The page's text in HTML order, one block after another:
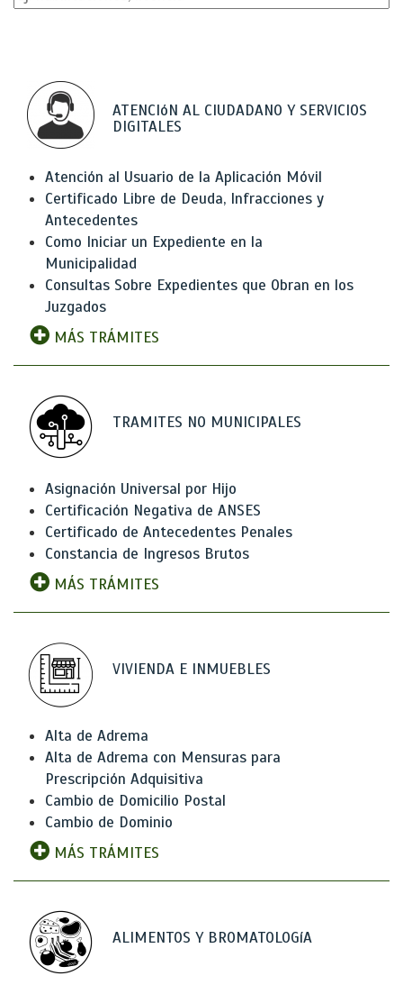
ATENCIóN AL CIUDADANO Y SERVICIOS
DIGITALES
Atención al Usuario de la Aplicación Móvil
Certificado Libre de Deuda, Infracciones y
Antecedentes
Como Iniciar un Expediente en la
Municipalidad
Consultas Sobre Expedientes que Obran en los
Juzgados
MÁS TRÁMITES
TRAMITES NO MUNICIPALES
Asignación Universal por Hijo
Certificación Negativa de ANSES
Certificado de Antecedentes Penales
Constancia de Ingresos Brutos
MÁS TRÁMITES
VIVIENDA E INMUEBLES
Alta de Adrema
Alta de Adrema con Mensuras para
Prescripción Adquisitiva
Cambio de Domicilio Postal
Cambio de Dominio
MÁS TRÁMITES
ALIMENTOS Y BROMATOLOGíA